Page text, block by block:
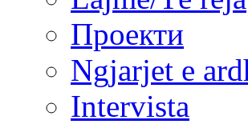
Проекти
Ngjarjet e
Intervista